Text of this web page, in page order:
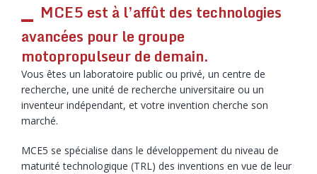
MCE5 est à l’affût des technologies
avancées pour le groupe
motopropulseur de demain.
Vous êtes un laboratoire public ou privé, un centre de
recherche, une unité de recherche universitaire ou un
inventeur indépendant, et votre invention cherche son
marché.
MCE5 se spécialise dans le développement du niveau de
maturité technologique (TRL) des inventions en vue de leur